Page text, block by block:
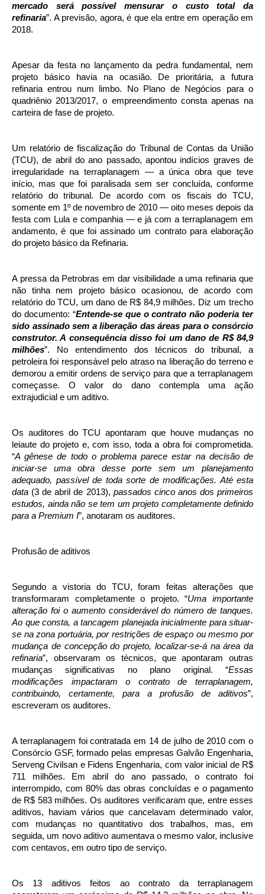
mercado será possível mensurar o custo total da
refinaria”. A previsão, agora, é que ela entre em operação em
2018.
Apesar da festa no lançamento da pedra fundamental, nem
projeto básico havia na ocasião. De prioritária, a futura
refinaria entrou num limbo. No Plano de Negócios para o
quadriênio 2013/2017, o empreendimento consta apenas na
carteira de fase de projeto.
Um relatório de fiscalização do Tribunal de Contas da União
(TCU), de abril do ano passado, apontou indícios graves de
irregularidade na terraplanagem — a única obra que teve
início, mas que foi paralisada sem ser concluída, conforme
relatório do tribunal. De acordo com os fiscais do TCU,
somente em 1º de novembro de 2010 — oito meses depois da
festa com Lula e companhia — e já com a terraplanagem em
andamento, é que foi assinado um contrato para elaboração
do projeto básico da Refinaria.
A pressa da Petrobras em dar visibilidade a uma refinaria que
não tinha nem projeto básico ocasionou, de acordo com
relatório do TCU, um dano de R$ 84,9 milhões. Diz um trecho
do documento: “Entende-se que o contrato não poderia ter
sido assinado sem a liberação das áreas para o consórcio
construtor. A consequência disso foi um dano de R$ 84,9
milhões”. No entendimento dos técnicos do tribunal, a
petroleira foi responsável pelo atraso na liberação do terreno e
demorou a emitir ordens de serviço para que a terraplanagem
começasse. O valor do dano contempla uma ação
extrajudicial e um aditivo.
Os auditores do TCU apontaram que houve mudanças no
leiaute do projeto e, com isso, toda a obra foi comprometida.
“A gênese de todo o problema parece estar na decisão de
iniciar-se uma obra desse porte sem um planejamento
adequado, passível de toda sorte de modificações. Até esta
data (3 de abril de 2013), passados cinco anos dos primeiros
estudos, ainda não se tem um projeto completamente definido
para a Premium I”, anotaram os auditores.
Profusão de aditivos
Segundo a vistoria do TCU, foram feitas alterações que
transformaram completamente o projeto. “Uma importante
alteração foi o aumento considerável do número de tanques.
Ao que consta, a tancagem planejada inicialmente para situar-
se na zona portuária, por restrições de espaço ou mesmo por
mudança de concepção do projeto, localizar-se-á na área da
refinaria”, observaram os técnicos, que apontaram outras
mudanças significativas no plano original. “Essas
modificações impactaram o contrato de terraplanagem,
contribuindo, certamente, para a profusão de aditivos”,
escreveram os auditores.
A terraplanagem foi contratada em 14 de julho de 2010 com o
Consórcio GSF, formado pelas empresas Galvão Engenharia,
Serveng Civilsan e Fidens Engenharia, com valor inicial de R$
711 milhões. Em abril do ano passado, o contrato foi
interrompido, com 80% das obras concluídas e o pagamento
de R$ 583 milhões. Os auditores verificaram que, entre esses
aditivos, haviam vários que cancelavam determinado valor,
com mudanças no quantitativo dos trabalhos, mas, em
seguida, um novo aditivo aumentava o mesmo valor, inclusive
com centavos, em outro tipo de serviço.
Os 13 aditivos feitos ao contrato da terraplanagem